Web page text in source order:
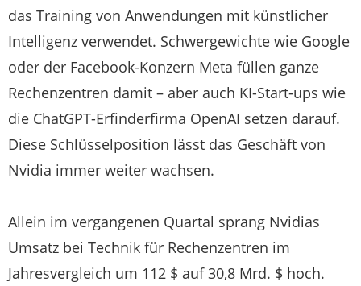
das Training von Anwendungen mit künstlicher
Intelligenz verwendet. Schwergewichte wie Google
oder der Facebook-Konzern Meta füllen ganze
Rechenzentren damit – aber auch KI-Start-ups wie
die ChatGPT-Erfinderfirma OpenAI setzen darauf.
Diese Schlüsselposition lässt das Geschäft von
Nvidia immer weiter wachsen.
Allein im vergangenen Quartal sprang Nvidias
Umsatz bei Technik für Rechenzentren im
Jahresvergleich um 112 $ auf 30,8 Mrd. $ hoch.